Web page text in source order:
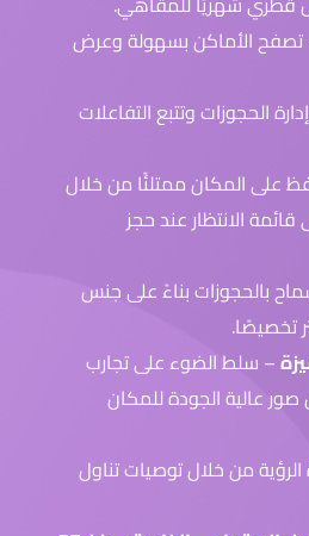
الأماكن بسهولة وعرض
الحجوزات وتتبع التفاعلات
على المكان ممتلئًا من خلال
الانتظار عند حجز
بالحجوزات بناءً على جنس
تخصيصًا.
– سلط الضوء على تجارب
عالية الجودة للمكان
الرؤية من خلال توصيات تناول